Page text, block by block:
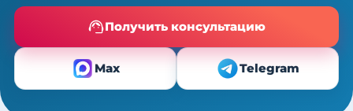
Получить консультацию
Max Telegram